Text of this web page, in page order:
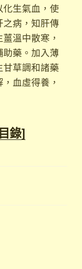
生氣血，使
病，知肝傳
溫中散寒，
藥。加入薄
草調和諸藥
血虛得養，
錄]